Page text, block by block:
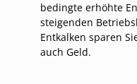
bedingte erhöhte
steigenden
Entkalken sparen
auch Geld.